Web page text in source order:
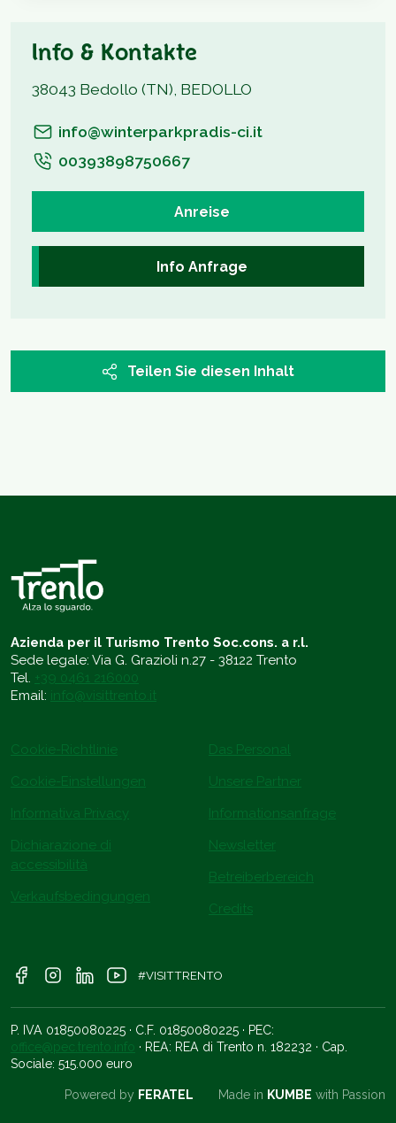
Info & Kontakte
38043 Bedollo (TN), BEDOLLO
info@winterparkpradis-ci.it
00393898750667
Anreise
Info Anfrage
Teilen Sie diesen Inhalt
Azienda per il Turismo Trento Soc.cons. a r.l.
Sede legale: Via G. Grazioli n.27 - 38122 Trento
Tel. +39 0461 216000
Email: info@visittrento.it
Cookie-Richtlinie
Cookie-Einstellungen
Informativa Privacy
Dichiarazione di
accessibilità
Verkaufsbedingungen
Das Personal
Unsere Partner
Informationsanfrage
Newsletter
Betreiberbereich
Credits
#VISITTRENTO
P. IVA 01850080225 · C.F. 01850080225 · PEC:
office@pec.trento.info · REA: REA di Trento n. 182232 · Cap.
Sociale: 515.000 euro
Powered by FERATEL Made in KUMBE with Passion